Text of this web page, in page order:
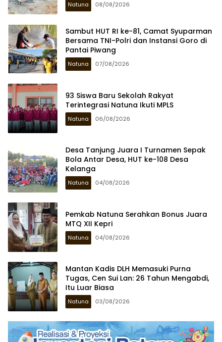
Natuna 08/08/2026
Sambut HUT RI ke-81, Camat Syuparman
Bersama TNI-Polri dan Instansi Goro di
Pantai Piwang
Natuna 07/08/2026
93 Siswa Baru Sekolah Rakyat
Terintegrasi Natuna Ikuti MPLS
Natuna 06/08/2026
Desa Tanjung Juara I Turnamen Sepak
Bola Antar Desa, HUT ke-108 Desa
Kelanga
Natuna 04/08/2026
Pemkab Natuna Serahkan Bonus Juara
MTQ XII Kepri
Natuna 04/08/2026
Mantan Kadis DLH Memasuki Purna
Tugas, Cen Sui Lan: 26 Tahun Mengabdi,
Itu Luar Biasa
Natuna 03/08/2026